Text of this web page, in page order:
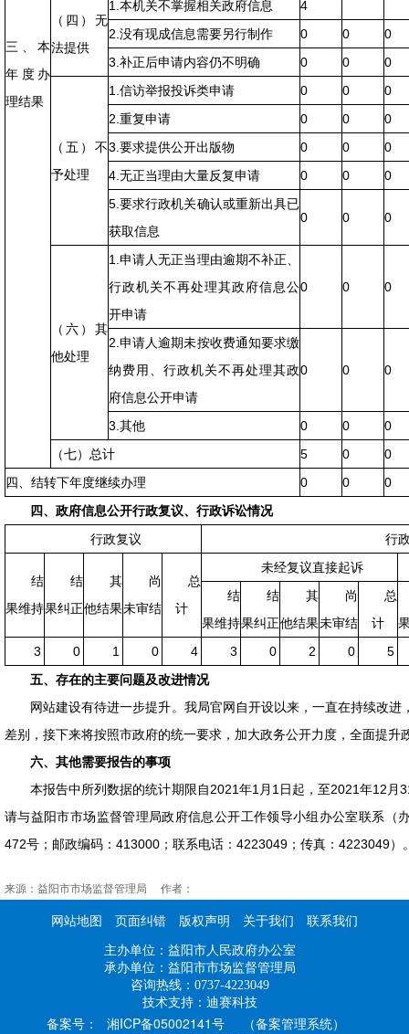
三、本
年度办
理结果
（四）无
法提供
1.本机关不掌握相关政府信息
4
2.没有现成信息需要另行制作
0 0
0
3.补正后申请内容仍不明确
0 0 0
（五）不
予处理
1.信访举报投诉类申请 0 0
0
2.重复申请
0 0
0
3.要求提供公开出版物
0 0
0
4.无正当理由大量反复申请
0 0
0
5.要求行政机关确认或重新出具已
获取信息
0 0 0
（六）其
他处理
1.申请人无正当理由逾期不补正、
行政机关不再处理其政府信息公
开申请
0 0 0
2.申请人逾期未按收费通知要求缴
纳费用、行政机关不再处理其政
府信息公开申请
0 0 0
3.其他 0 0
0
（七）总计
5 0
0
四、结转下年度继续办理
0 0
0
四、政府信息公开行政复议、行政诉讼情况
行政复议
行
结
果维持
结
果纠正
其
他结果
尚
未审结
总
计
未经复议直接起诉
结
果维持
结
果纠正
其
他结果
尚
未审结
总
计
3
0 1 0 4 3 0 2 0
5
五、存在的主要问题及改进情况
网站建设有待进一步提升。我局官网自开设以来，一直在持续改
差别，接下来将按照市政府的统一要求，加大政务公开力度，全面提升
六、其他需要报告的事项
本报告中所列数据的统计期限自2021年1月1日起，至2021年12月
请与益阳市市场监督管理局政府信息公开工作领导小组办公室联系（
472号；邮政编码：413000；联系电话：4223049；传真：4223049）
来源：益阳市市场监督管理局 作者：
网站地图 页面纠错 版权声明 关于我们 联系我们
主办单位：益阳市人民政府办公室
承办单位：益阳市市场监督管理局
咨询热线：0737-4223049
技术支持：迪赛科技
备案号：
湘ICP备05002141号 （备案管理系统）